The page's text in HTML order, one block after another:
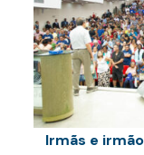
Irmãs e